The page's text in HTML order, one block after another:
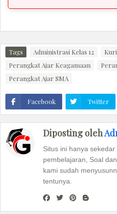
Tags Administrasi Kelas 12
Perangkat Ajar Keagamaan
Perangkat Ajar SMA
Facebook Twitter
Diposting oleh
Situs ini hanya
pembelajaran, Soal
kami sudah
tentunya.